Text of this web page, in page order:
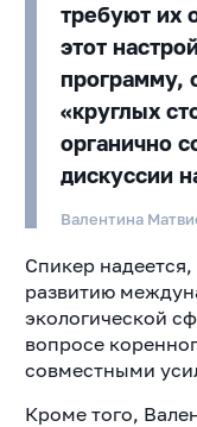
требуют их
этот
программу,
«круглых
органично
дискуссии
Валентина
Спикер
развитию
экологической
вопросе
совместными
Кроме того,